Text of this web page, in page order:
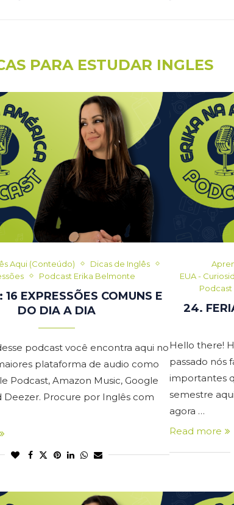
PARA ESTUDAR INGLES
Aqui (Conteúdo)
Dicas de Inglês
Podcast Erika Belmonte
EXPRESSÕES COMUNS E
DO DIA A DIA
podcast você encontra aqui no
plataforma de audio como
Podcast, Amazon Music, Google
Deezer. Procure por Inglês com
EUA -
24.
Hello there!
passado nós
importantes
semestre
agora …
Read more